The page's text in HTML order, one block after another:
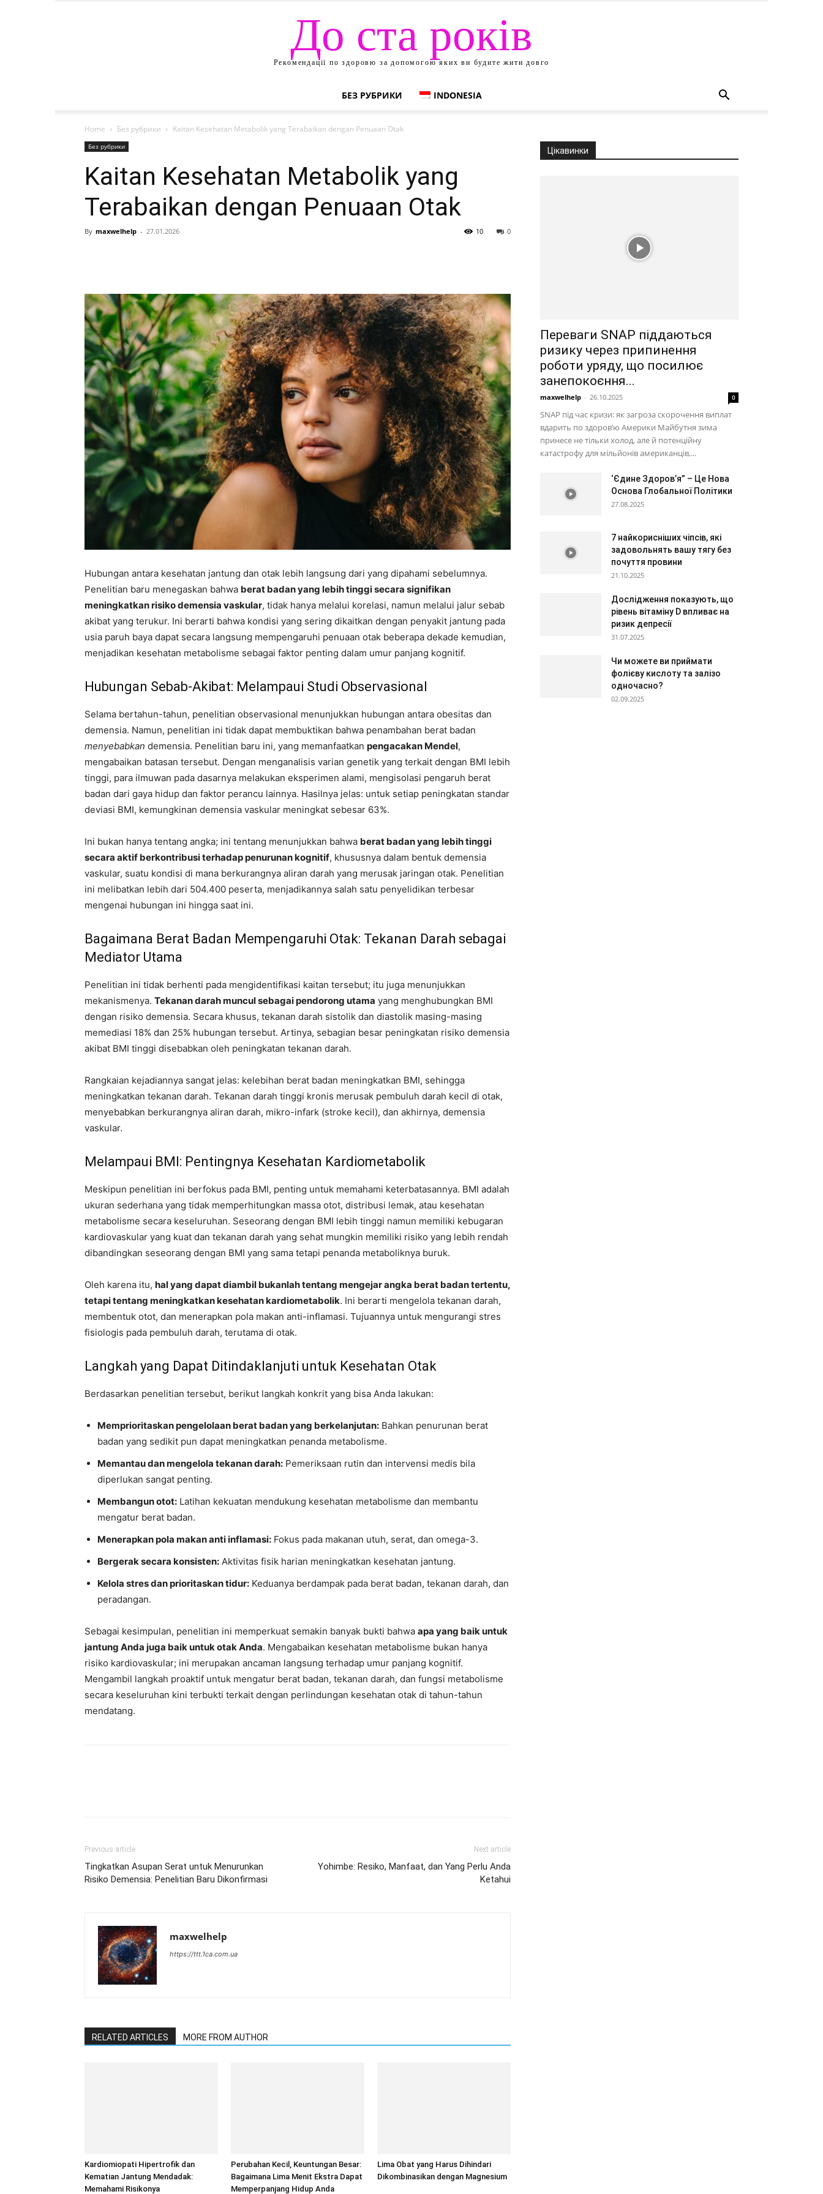
До ста років
Рекомендації по здоровю за допомогою яких ви будите жити довго
БЕЗ РУБРИКИ INDONESIA
Home Без рубрики Kaitan Kesehatan Metabolik yang Terabaikan dengan Penuaan Otak
Без рубрики
Kaitan Kesehatan Metabolik yang
Terabaikan dengan Penuaan Otak
By maxwelhelp - 27.01.2026 0
10
Hubungan antara kesehatan jantung dan otak lebih langsung dari yang dipahami sebelumnya.
Penelitian baru menegaskan bahwa berat badan yang lebih tinggi secara signifikan
meningkatkan risiko demensia vaskular, tidak hanya melalui korelasi, namun melalui jalur sebab
akibat yang terukur. Ini berarti bahwa kondisi yang sering dikaitkan dengan penyakit jantung pada
usia paruh baya dapat secara langsung mempengaruhi penuaan otak beberapa dekade kemudian,
menjadikan kesehatan metabolisme sebagai faktor penting dalam umur panjang kognitif.
Hubungan Sebab-Akibat: Melampaui Studi Observasional
Selama bertahun-tahun, penelitian observasional menunjukkan hubungan antara obesitas dan
demensia. Namun, penelitian ini tidak dapat membuktikan bahwa penambahan berat badan
menyebabkan demensia. Penelitian baru ini, yang memanfaatkan pengacakan Mendel,
mengabaikan batasan tersebut. Dengan menganalisis varian genetik yang terkait dengan BMI lebih
tinggi, para ilmuwan pada dasarnya melakukan eksperimen alami, mengisolasi pengaruh berat
badan dari gaya hidup dan faktor perancu lainnya. Hasilnya jelas: untuk setiap peningkatan standar
deviasi BMI, kemungkinan demensia vaskular meningkat sebesar 63%.
Ini bukan hanya tentang angka; ini tentang menunjukkan bahwa berat badan yang lebih tinggi
secara aktif berkontribusi terhadap penurunan kognitif, khususnya dalam bentuk demensia
vaskular, suatu kondisi di mana berkurangnya aliran darah yang merusak jaringan otak. Penelitian
ini melibatkan lebih dari 504.400 peserta, menjadikannya salah satu penyelidikan terbesar
mengenai hubungan ini hingga saat ini.
Bagaimana Berat Badan Mempengaruhi Otak: Tekanan Darah sebagai
Mediator Utama
Penelitian ini tidak berhenti pada mengidentifikasi kaitan tersebut; itu juga menunjukkan
mekanismenya. Tekanan darah muncul sebagai pendorong utama yang menghubungkan BMI
dengan risiko demensia. Secara khusus, tekanan darah sistolik dan diastolik masing-masing
memediasi 18% dan 25% hubungan tersebut. Artinya, sebagian besar peningkatan risiko demensia
akibat BMI tinggi disebabkan oleh peningkatan tekanan darah.
Rangkaian kejadiannya sangat jelas: kelebihan berat badan meningkatkan BMI, sehingga
meningkatkan tekanan darah. Tekanan darah tinggi kronis merusak pembuluh darah kecil di otak,
menyebabkan berkurangnya aliran darah, mikro-infark (stroke kecil), dan akhirnya, demensia
vaskular.
Melampaui BMI: Pentingnya Kesehatan Kardiometabolik
Meskipun penelitian ini berfokus pada BMI, penting untuk memahami keterbatasannya. BMI adalah
ukuran sederhana yang tidak memperhitungkan massa otot, distribusi lemak, atau kesehatan
metabolisme secara keseluruhan. Seseorang dengan BMI lebih tinggi namun memiliki kebugaran
kardiovaskular yang kuat dan tekanan darah yang sehat mungkin memiliki risiko yang lebih rendah
dibandingkan seseorang dengan BMI yang sama tetapi penanda metaboliknya buruk.
Oleh karena itu, hal yang dapat diambil bukanlah tentang mengejar angka berat badan tertentu,
tetapi tentang meningkatkan kesehatan kardiometabolik. Ini berarti mengelola tekanan darah,
membentuk otot, dan menerapkan pola makan anti-inflamasi. Tujuannya untuk mengurangi stres
fisiologis pada pembuluh darah, terutama di otak.
Langkah yang Dapat Ditindaklanjuti untuk Kesehatan Otak
Berdasarkan penelitian tersebut, berikut langkah konkrit yang bisa Anda lakukan:
Memprioritaskan pengelolaan berat badan yang berkelanjutan: Bahkan penurunan berat
badan yang sedikit pun dapat meningkatkan penanda metabolisme.
Memantau dan mengelola tekanan darah: Pemeriksaan rutin dan intervensi medis bila
diperlukan sangat penting.
Membangun otot: Latihan kekuatan mendukung kesehatan metabolisme dan membantu
mengatur berat badan.
Menerapkan pola makan anti inflamasi: Fokus pada makanan utuh, serat, dan omega-3.
Bergerak secara konsisten: Aktivitas fisik harian meningkatkan kesehatan jantung.
Kelola stres dan prioritaskan tidur: Keduanya berdampak pada berat badan, tekanan darah, dan
peradangan.
Sebagai kesimpulan, penelitian ini memperkuat semakin banyak bukti bahwa apa yang baik untuk
jantung Anda juga baik untuk otak Anda. Mengabaikan kesehatan metabolisme bukan hanya
risiko kardiovaskular; ini merupakan ancaman langsung terhadap umur panjang kognitif.
Mengambil langkah proaktif untuk mengatur berat badan, tekanan darah, dan fungsi metabolisme
secara keseluruhan kini terbukti terkait dengan perlindungan kesehatan otak di tahun-tahun
mendatang.
Previous article
Tingkatkan Asupan Serat untuk Menurunkan
Risiko Demensia: Penelitian Baru Dikonfirmasi
Next article
Yohimbe: Resiko, Manfaat, dan Yang Perlu Anda
Ketahui
maxwelhelp
https://ttt.1ca.com.ua
RELATED ARTICLES MORE FROM AUTHOR
Kardiomiopati Hipertrofik dan
Kematian Jantung Mendadak:
Memahami Risikonya
Perubahan Kecil, Keuntungan Besar:
Bagaimana Lima Menit Ekstra Dapat
Memperpanjang Hidup Anda
Lima Obat yang Harus Dihindari
Dikombinasikan dengan Magnesium
Цікавинки
Переваги SNAP піддаються
ризику через припинення
роботи уряду, що посилює
занепокоєння...
maxwelhelp - 26.10.2025 0
SNAP під час кризи: як загроза скорочення виплат
вдарить по здоров’ю Америки Майбутня зима
принесе не тільки холод, але й потенційну
катастрофу для мільйонів американців,...
‘Єдине Здоров’я” – Це Нова
Основа Глобальної Політики
27.08.2025
7 найкорисніших чіпсів, які
задовольнять вашу тягу без
почуття провини
21.10.2025
Дослідження показують, що
рівень вітаміну D впливає на
ризик депресії
31.07.2025
Чи можете ви приймати
фолієву кислоту та залізо
одночасно?
02.09.2025